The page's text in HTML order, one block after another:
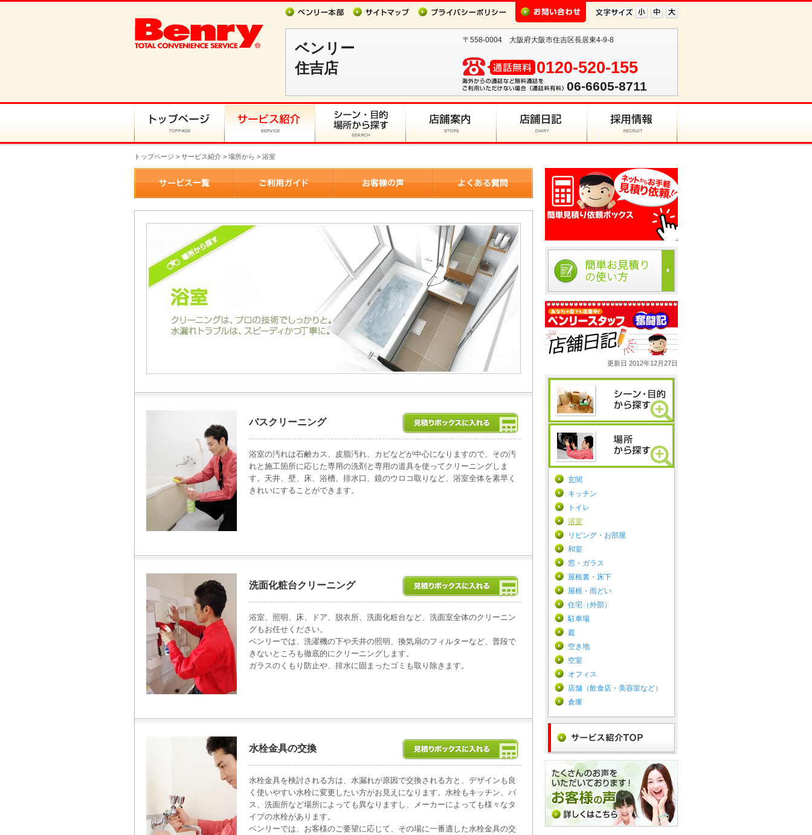
ベンリー
住吉店
〒558-0004 大阪府大阪市住吉区長居東4-9-8
0120-520-155
06-6605-8711
トップページ > サービス紹介 > 場所から > 浴室
バスクリーニング
浴室の汚れは石鹸カス、皮脂汚れ、カビなどが中心になりますので、その汚
れと施工箇所に応じた専用の洗剤と専用の道具を使ってクリーニングしま
す。天井、壁、床、浴槽、排水口、鏡のウロコ取りなど、浴室全体を素早く
きれいにすることができます。
洗面化粧台クリーニング
浴室、照明、床、ドア、脱衣所、洗面化粧台など、洗面室全体のクリーニン
グもお任せください。
ベンリーでは、洗濯機の下や天井の照明、換気扇のフィルターなど、普段で
きないところも徹底的にクリーニングします。
ガラスのくもり防止や、排水に固まったゴミも取り除きます。
水栓金具の交換
水栓金具を検討される方は、水漏れが原因で交換される方と、デザインも良
く使いやすい水栓に変更したい方がお見えになります。水栓もキッチン、バ
ス、洗面所など場所によっても異なりますし、メーカーによっても様々なタ
イプの水栓があります。
ベンリーでは、お客様のご要望に応じて、その場に一番適した水栓金具の交
更新日 2012年12月27日
玄関
キッチン
トイレ
浴室
リビング・お部屋
和室
窓・ガラス
屋根裏・床下
屋根・雨どい
住宅（外部）
駐車場
庭
空き地
空室
オフィス
店舗（飲食店・美容室など）
倉庫